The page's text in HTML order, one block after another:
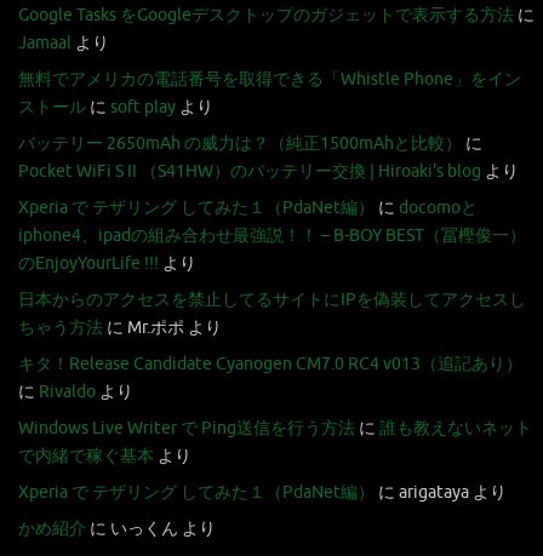
Google Tasks をGoogleデスクトップのガジェットで表示する方法 に
Jamaal より
無料でアメリカの電話番号を取得できる「Whistle Phone」をイン
ストール に soft play より
バッテリー 2650mAh の威力は？（純正1500mAhと比較）
に
Pocket WiFi S II （S41HW）のバッテリー交換 | Hiroaki's blog より
Xperia で テザリング してみた１（PdaNet編）
に docomoと
iphone4、ipadの組み合わせ最強説！！ – B-BOY BEST（冨樫俊一）
のEnjoyYourLife !!! より
日本からのアクセスを禁止してるサイトにIPを偽装してアクセスし
ちゃう方法 に Mr.ポポ より
キタ！Release Candidate Cyanogen CM7.0 RC4 v013（追記あり）
に Rivaldo より
Windows Live Writer で Ping送信を行う方法 に 誰も教えないネット
で内緒で稼ぐ基本 より
Xperia で テザリング してみた１（PdaNet編）
に arigataya より
かめ紹介 に いっくん より